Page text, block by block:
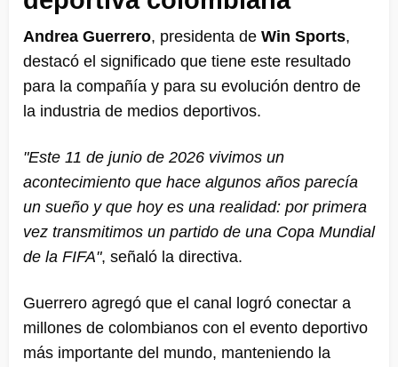
Andrea Guerrero, presidenta de Win Sports,
destacó el significado que tiene este resultado
para la compañía y para su evolución dentro de
la industria de medios deportivos.
"Este 11 de junio de 2026 vivimos un
acontecimiento que hace algunos años parecía
un sueño y que hoy es una realidad: por primera
vez transmitimos un partido de una Copa Mundial
de la FIFA", señaló la directiva.
Guerrero agregó que el canal logró conectar a
millones de colombianos con el evento deportivo
más importante del mundo, manteniendo la